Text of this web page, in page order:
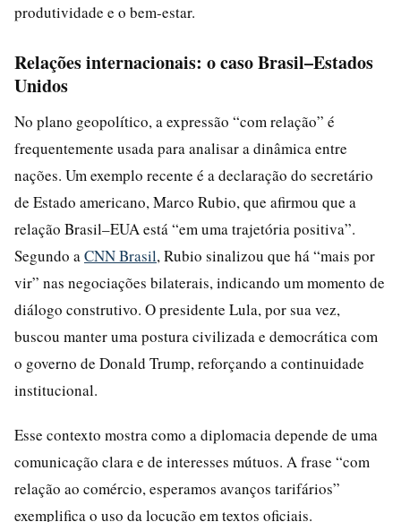
produtividade e o bem-estar.
Relações internacionais: o caso Brasil–Estados
Unidos
No plano geopolítico, a expressão “com relação” é
frequentemente usada para analisar a dinâmica entre
nações. Um exemplo recente é a declaração do secretário
de Estado americano, Marco Rubio, que afirmou que a
relação Brasil–EUA está “em uma trajetória positiva”.
Segundo a CNN Brasil, Rubio sinalizou que há “mais por
vir” nas negociações bilaterais, indicando um momento de
diálogo construtivo. O presidente Lula, por sua vez,
buscou manter uma postura civilizada e democrática com
o governo de Donald Trump, reforçando a continuidade
institucional.
Esse contexto mostra como a diplomacia depende de uma
comunicação clara e de interesses mútuos. A frase “com
relação ao comércio, esperamos avanços tarifários”
exemplifica o uso da locução em textos oficiais.